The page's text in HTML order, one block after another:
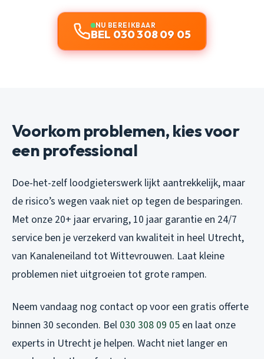
NU BEREIKBAAR
BEL 030 308 09 05
Voorkom problemen, kies voor
een professional
Doe-het-zelf loodgieterswerk lijkt aantrekkelijk, maar
de risico’s wegen vaak niet op tegen de besparingen.
Met onze 20+ jaar ervaring, 10 jaar garantie en 24/7
service ben je verzekerd van kwaliteit in heel Utrecht,
van Kanaleneiland tot Wittevrouwen. Laat kleine
problemen niet uitgroeien tot grote rampen.
Neem vandaag nog contact op voor een gratis offerte
binnen 30 seconden. Bel 030 308 09 05 en laat onze
experts in Utrecht je helpen. Wacht niet langer en